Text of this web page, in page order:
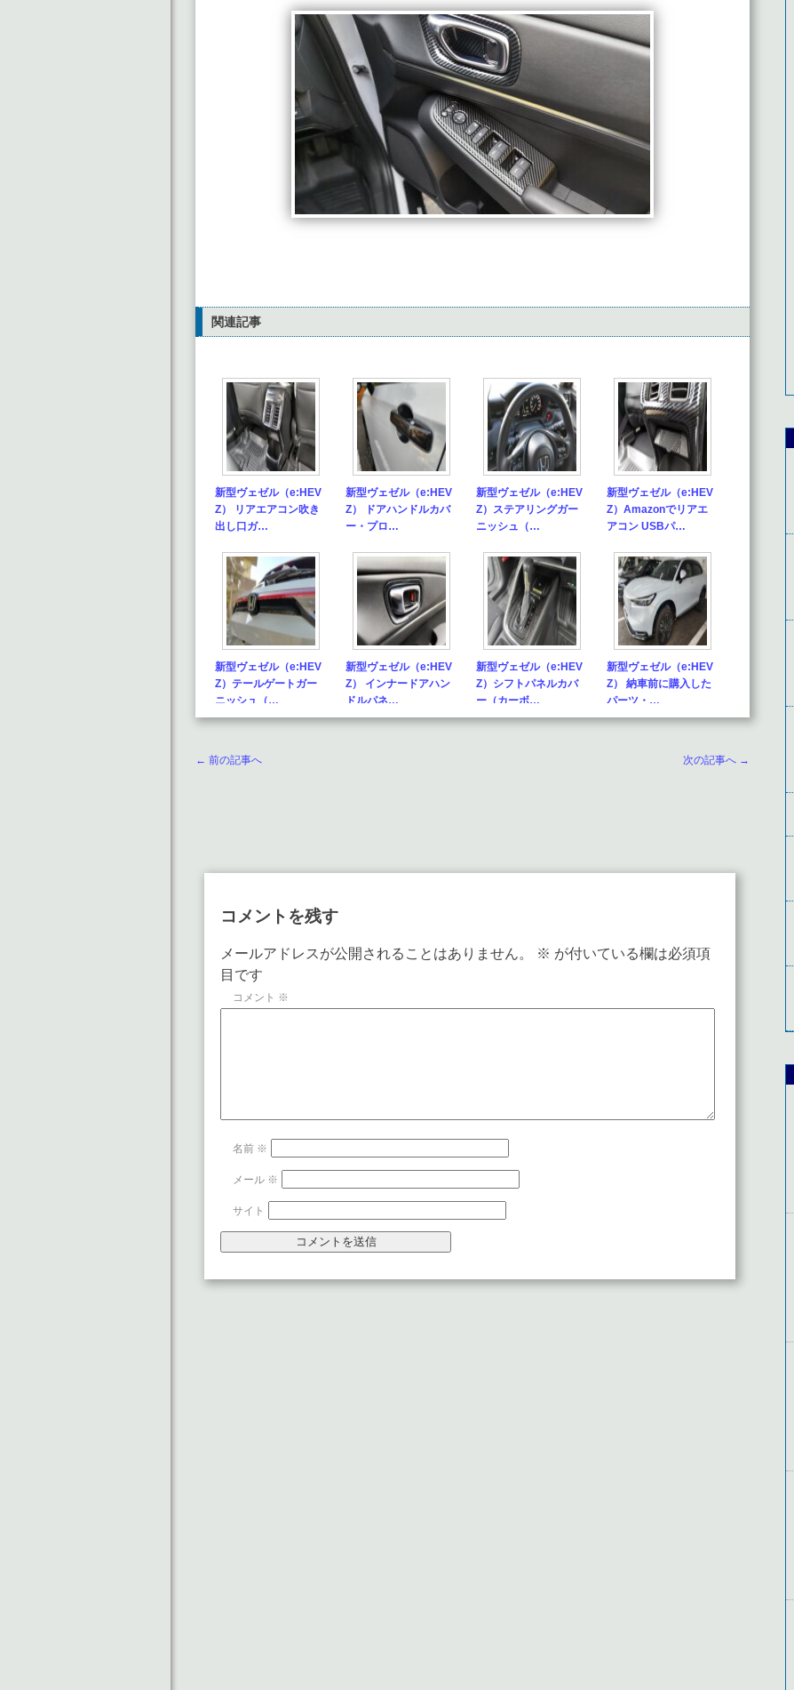
関連記事
新型ヴェゼル（e:HEV
Z） リアエアコン吹き
出し口ガ…
新型ヴェゼル（e:HEV
Z） ドアハンドルカバ
ー・プロ…
新型ヴェゼル（e:HEV
Z）ステアリングガー
ニッシュ（…
新型ヴェゼル（e:HEV
Z）Amazonでリアエ
アコン USBパ…
新型ヴェゼル（e:HEV
Z）テールゲートガー
ニッシュ（…
新型ヴェゼル（e:HEV
Z） インナードアハン
ドルパネ…
新型ヴェゼル（e:HEV
Z）シフトパネルカバ
ー（カーボ…
新型ヴェゼル（e:HEV
Z） 納車前に購入した
パーツ・…
← 前の記事へ 次の記事へ →
コメントを残す
メールアドレスが公開されることはありません。 ※ が付いている欄は必須項
目です
コメント ※
名前 ※
メール ※
サイト